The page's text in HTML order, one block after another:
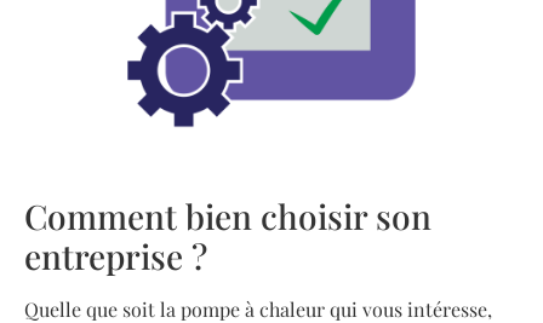
Comment bien choisir son
entreprise ?
Quelle que soit la pompe à chaleur qui vous intéresse,